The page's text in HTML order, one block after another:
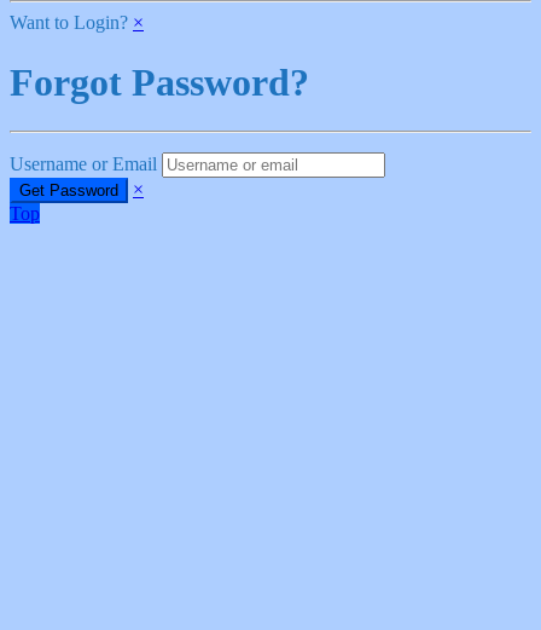
Want to Login? ×
Forgot Password?
Username or Email
×
Top